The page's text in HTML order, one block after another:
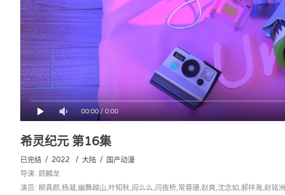
00:00/0:00
希灵纪元 第16集
已完结 / 2022 / 大陆 / 国产动漫
导演: 顾麟龙
演员: 柳真颜,杨凝,幽舞越山,叶知秋,阎么么,闫夜桥,常蓉珊,赵爽,沈念如,郝祥海,赵铭洲